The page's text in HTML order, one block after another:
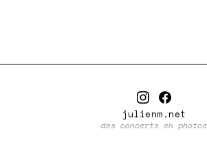
julienm.net
des concerts en photos